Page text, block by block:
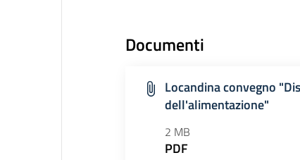
Documenti
Locandina convegno
dell'alimentazione"
2 MB
PDF